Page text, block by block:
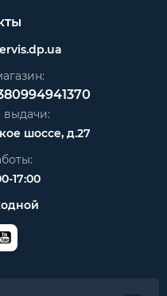
выдачи:
шоссе, д.27
17:00